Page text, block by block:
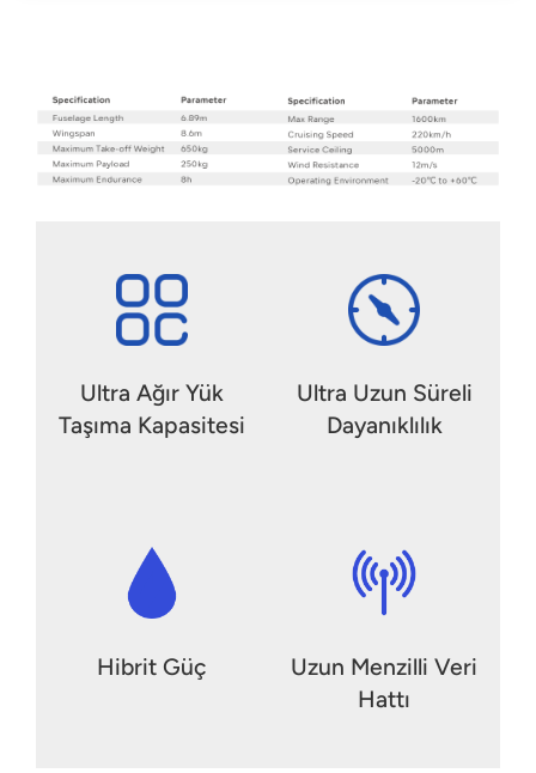
Ultra Ağır Yük
Taşıma Kapasitesi
Ultra Uzun Süreli
Dayanıklılık
Hibrit Güç
Uzun Menzilli Veri
Hattı